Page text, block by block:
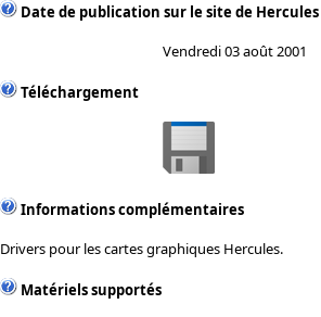
Date de publication sur le site de Hercules
Vendredi 03 août 2001
Téléchargement
Informations complémentaires
Drivers pour les cartes graphiques Hercules.
Matériels supportés